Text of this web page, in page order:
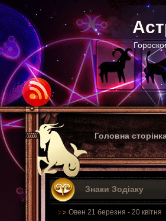
Головна
Знаки Зодіаку
Овен 21 березня - 20 квітня